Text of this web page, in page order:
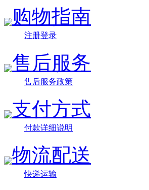
购物指南
注册登录
售后服务
售后服务政策
支付方式
付款详细说明
物流配送
快递运输